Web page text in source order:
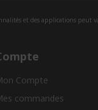
et des applications peut
Compte
commandes